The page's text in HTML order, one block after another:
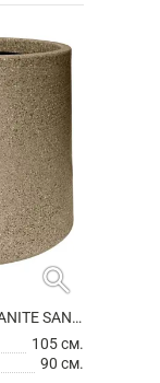
search
КАШПО CAPI ARC GRANITE SANDBAG MEDIUM WARM TAUPE
105 см.
90 см.